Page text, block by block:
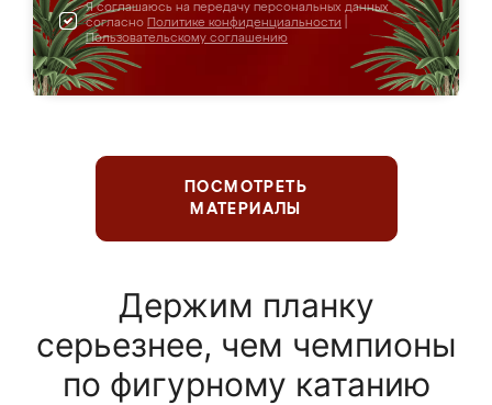
Я соглашаюсь на передачу персональных данных
согласно Политике конфиденциальности
Пользовательскому соглашению
ПОСМОТРЕТЬ
МАТЕРИАЛЫ
Держим планку
серьезнее, чем чемпионы
по фигурному катанию